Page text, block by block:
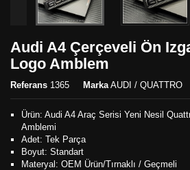
Audi A4 Çerçeveli Ön
Logo Amblem
Referans 1365 Marka AUDI / QUATTRO
Ürün: Audi A4 Araç Serisi Yeni Nesil
Amblemi
Adet: Tek Parça
Boyut: Standart
Materyal: OEM Ürün/Tırnaklı / Geçmeli